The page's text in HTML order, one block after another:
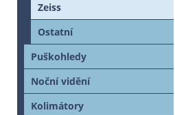
Zeiss
Ostatní
Puškohledy
Noční vidění
Kolimátory